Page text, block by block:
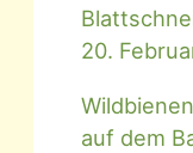
20.
auf dem